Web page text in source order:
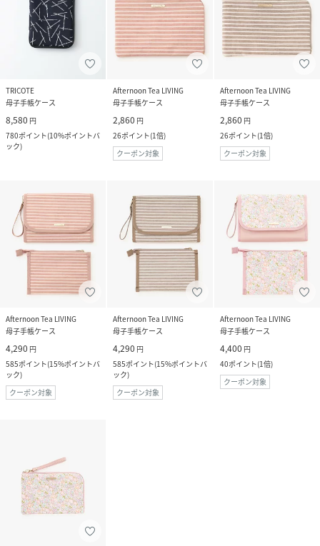
TRICOTE
母子手帳ケース
8,580 円
780ポイント(10%ポイントバ
ック)
Afternoon Tea LIVING
母子手帳ケース
2,860 円
26ポイント(1倍)
クーポン対象
Afternoon Tea LIVING
母子手帳ケース
2,860 円
26ポイント(1倍)
クーポン対象
Afternoon Tea LIVING
母子手帳ケース
4,290 円
585ポイント(15%ポイントバ
ック)
クーポン対象
Afternoon Tea LIVING
母子手帳ケース
4,290 円
585ポイント(15%ポイントバ
ック)
クーポン対象
Afternoon Tea LIVING
母子手帳ケース
4,400 円
40ポイント(1倍)
クーポン対象